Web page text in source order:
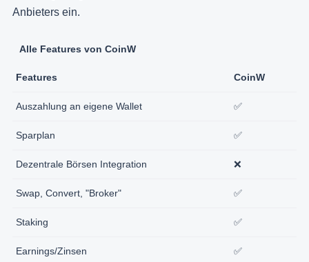
Anbieters ein.
Alle Features von CoinW
Features CoinW
Auszahlung an eigene Wallet ✅
Sparplan ✅
Dezentrale Börsen Integration ❌
Swap, Convert, "Broker" ✅
Staking ✅
Earnings/Zinsen ✅